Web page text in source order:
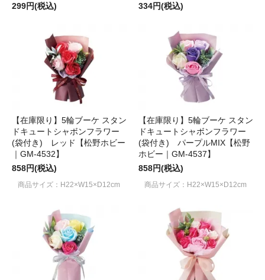
299円(税込)
334円(税込)
【在庫限り】5輪ブーケ スタン
ドキュートシャボンフラワー
(袋付き) レッド【松野ホビー
｜GM-4532】
858円(税込)
商品サイズ：H22×W15×D12cm
【在庫限り】5輪ブーケ スタン
ドキュートシャボンフラワー
(袋付き) パープルMIX【松野
ホビー｜GM-4537】
858円(税込)
商品サイズ：H22×W15×D12cm